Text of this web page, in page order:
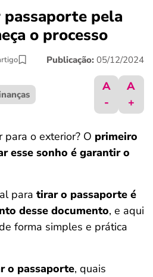
passaporte pela
o processo
Publicação: 05/12/2024
A
-
A
+
para o exterior? O primeiro
esse sonho é garantir o
para tirar o passaporte é
desse documento, e aqui
forma simples e prática
o passaporte, quais